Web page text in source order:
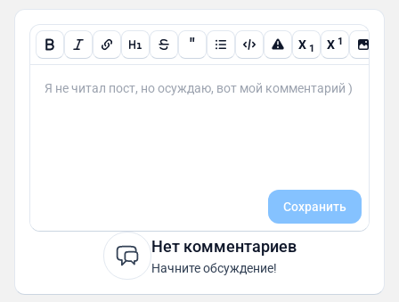
" X 1 X 1
Сохранить
Нет комментариев
Начните обсуждение!